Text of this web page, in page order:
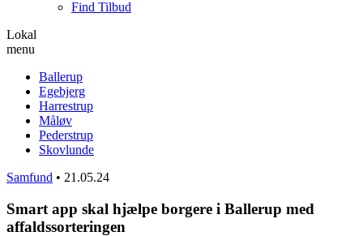
Find Tilbud
Lokal
menu
Ballerup
Egebjerg
Harrestrup
Måløv
Pederstrup
Skovlunde
Samfund • 21.05.24
Smart app skal hjælpe borgere i Ballerup med
affaldssorteringen